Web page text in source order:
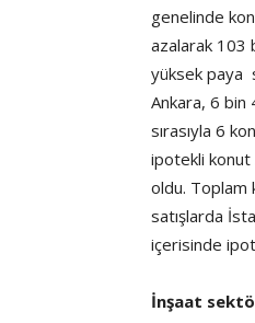
genelinde
azalarak 103
yüksek paya
Ankara, 6 bin
sırasıyla 6
ipotekli konut
oldu. Toplam
satışlarda
içerisinde
İnşaat